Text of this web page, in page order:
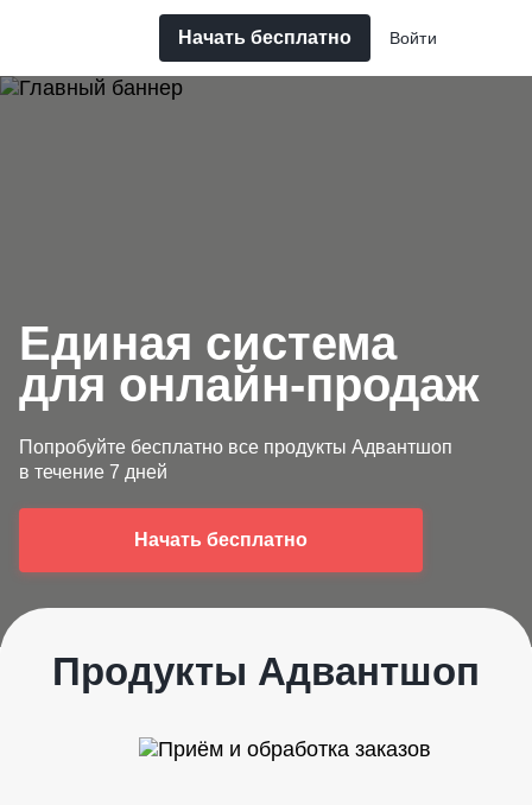
Начать бесплатно Войти
Единая система
для онлайн-продаж
Попробуйте бесплатно все продукты Адвантшоп
в течение 7 дней
Начать бесплатно
Продукты Адвантшоп